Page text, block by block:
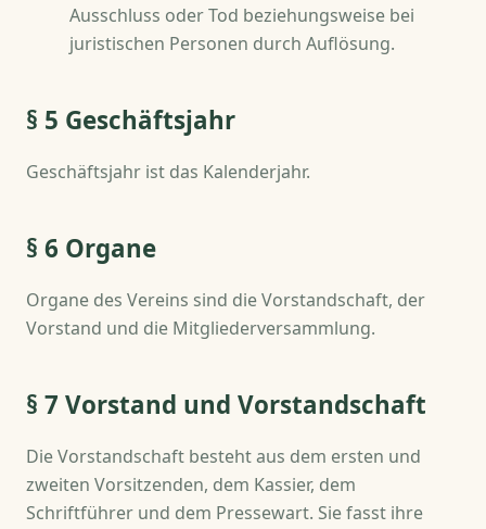
Ausschluss oder Tod beziehungsweise bei
juristischen Personen durch Auflösung.
§ 5 Geschäftsjahr
Geschäftsjahr ist das Kalenderjahr.
§ 6 Organe
Organe des Vereins sind die Vorstandschaft, der
Vorstand und die Mitgliederversammlung.
§ 7 Vorstand und Vorstandschaft
Die Vorstandschaft besteht aus dem ersten und
zweiten Vorsitzenden, dem Kassier, dem
Schriftführer und dem Pressewart. Sie fasst ihre